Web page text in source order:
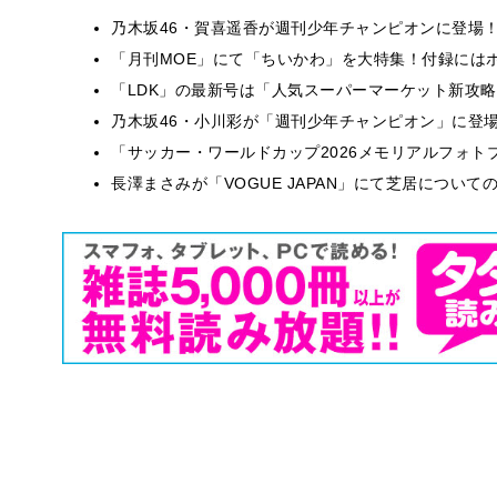
乃木坂46・賀喜遥香が週刊少年チャンピオンに登
「月刊MOE」にて「ちいかわ」を大特集！付録に
「LDK」の最新号は「人気スーパーマーケット新
乃木坂46・小川彩が「週刊少年チャンピオン」に
「サッカー・ワールドカップ2026メモリアルフォ
長澤まさみが「VOGUE JAPAN」にて芝居について